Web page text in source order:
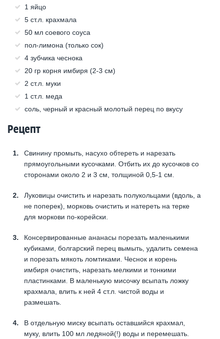
1 яйцо
5 ст.л. крахмала
50 мл соевого соуса
пол-лимона (только сок)
4 зубчика чеснока
20 гр корня имбиря (2-3 см)
2 ст.л. муки
1 ст.л. меда
соль, черный и красный молотый перец по вкусу
Рецепт
Свинину промыть, насухо обтереть и нарезать
прямоугольными кусочками. Отбить их до кусочков со
сторонами около 2 и 3 см, толщиной 0,5-1 см.
Луковицы очистить и нарезать полукольцами (вдоль, а
не поперек), морковь очистить и натереть на терке
для моркови по-корейски.
Консервированные ананасы порезать маленькими
кубиками, болгарский перец вымыть, удалить семена
и порезать мякоть ломтиками. Чеснок и корень
имбиря очистить, нарезать мелкими и тонкими
пластинками. В маленькую мисочку всыпать ложку
крахмала, влить к ней 4 ст.л. чистой воды и
размешать.
В отдельную миску всыпать оставшийся крахмал,
муку, влить 100 мл ледяной(!) воды и перемешать.